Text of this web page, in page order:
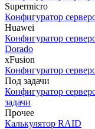
Supermicro
Конфигуратор
Huawei
Конфигуратор
Dorado
xFusion
Конфигуратор
Под задачи
Конфигуратор
задачи
Прочее
Калькулятор RAID